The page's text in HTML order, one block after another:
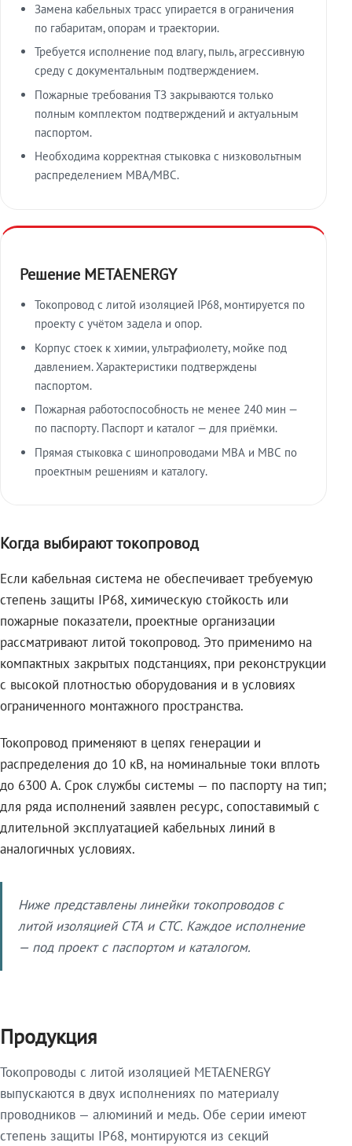
Замена кабельных трасс упирается в ограничения
по габаритам, опорам и траектории.
Требуется исполнение под влагу, пыль, агрессивную
среду с документальным подтверждением.
Пожарные требования ТЗ закрываются только
полным комплектом подтверждений и актуальным
паспортом.
Необходима корректная стыковка с низковольтным
распределением МВА/МВС.
Решение METAENERGY
Токопровод с литой изоляцией IP68, монтируется по
проекту с учётом задела и опор.
Корпус стоек к химии, ультрафиолету, мойке под
давлением. Характеристики подтверждены
паспортом.
Пожарная работоспособность не менее 240 мин —
по паспорту. Паспорт и каталог — для приёмки.
Прямая стыковка с шинопроводами МВА и МВС по
проектным решениям и каталогу.
Когда выбирают токопровод
Если кабельная система не обеспечивает требуемую
степень защиты IP68, химическую стойкость или
пожарные показатели, проектные организации
рассматривают литой токопровод. Это применимо на
компактных закрытых подстанциях, при реконструкции
с высокой плотностью оборудования и в условиях
ограниченного монтажного пространства.
Токопровод применяют в цепях генерации и
распределения до 10 кВ, на номинальные токи вплоть
до 6300 А. Срок службы системы — по паспорту на тип;
для ряда исполнений заявлен ресурс, сопоставимый с
длительной эксплуатацией кабельных линий в
аналогичных условиях.
Ниже представлены линейки токопроводов с
литой изоляцией СТА и СТС. Каждое исполнение
— под проект с паспортом и каталогом.
Продукция
Токопроводы с литой изоляцией METAENERGY
выпускаются в двух исполнениях по материалу
проводников — алюминий и медь. Обе серии имеют
степень защиты IP68, монтируются из секций